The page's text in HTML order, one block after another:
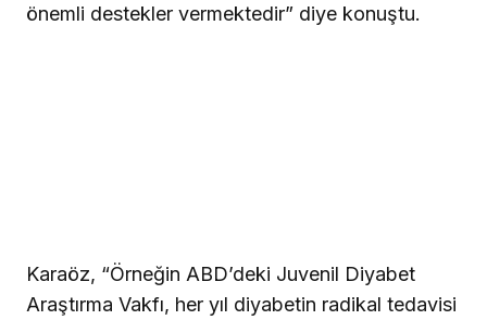
önemli destekler vermektedir” diye konuştu.
Karaöz, “Örneğin ABD’deki Juvenil Diyabet
Araştırma Vakfı, her yıl diyabetin radikal tedavisi